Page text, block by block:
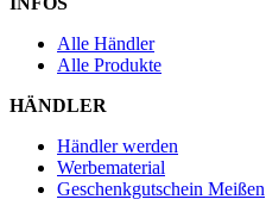
Alle Händler
Alle Produkte
HÄNDLER
Händler werden
Werbematerial
Geschenkgutschein Meißen